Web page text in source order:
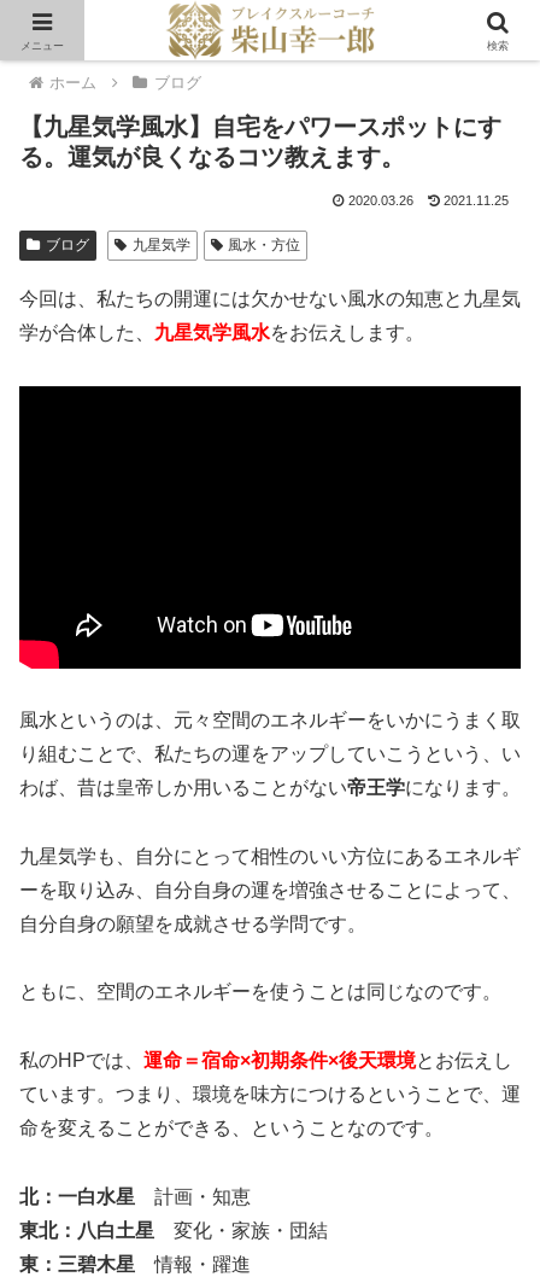
ホーム ブログ
【九星気学風水】自宅をパワースポットにす
る。運気が良くなるコツ教えます。
2020.03.26 2021.11.25
ブログ 九星気学 風水・方位
今回は、私たちの開運には欠かせない風水の知恵と九星気
学が合体した、 九星気学風水をお伝えします。
風水というのは、元々空間のエネルギーをいかにうまく取
り組むことで、私たちの運をアップしていこうという、い
わば、昔は皇帝しか用いることがない帝王学になります。
九星気学も、自分にとって相性のいい方位にあるエネルギ
ーを取り込み、自分自身の運を増強させることによって、
自分自身の願望を成就させる学問です。
ともに、空間のエネルギーを使うことは同じなのです。
私のHPでは、 運命＝宿命×初期条件×後天環境とお伝えし
ています。つまり、環境を味方につけるということで、運
命を変えることができる、ということなのです。
北：一白水星 計画・知恵
東北：八白土星 変化・家族・団結
東：三碧木星 情報・躍進
メニュー 検索